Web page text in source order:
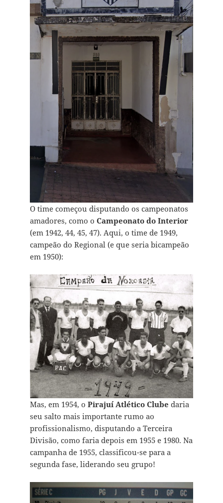
O time começou disputando os campeonatos
amadores, como o Campeonato do Interior
(em 1942, 44, 45, 47). Aqui, o time de 1949,
campeão do Regional (e que seria bicampeão
em 1950):
Mas, em 1954, o Pirajuí Atlético Clube daria
seu salto mais importante rumo ao
profissionalismo, disputando a Terceira
Divisão, como faria depois em 1955 e 1980. Na
campanha de 1955, classificou-se para a
segunda fase, liderando seu grupo!